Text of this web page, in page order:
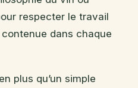
respecter le travail
dans chaque
plus qu’un simple